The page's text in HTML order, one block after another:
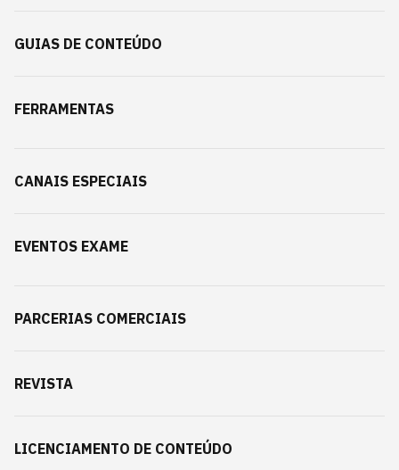
GUIAS DE CONTEÚDO
FERRAMENTAS
CANAIS ESPECIAIS
EVENTOS EXAME
PARCERIAS COMERCIAIS
REVISTA
LICENCIAMENTO DE CONTEÚDO